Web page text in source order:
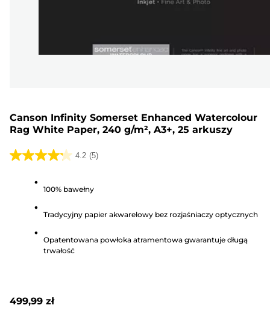
Canson Infinity Somerset Enhanced Watercolour
Rag White Paper, 240 g/m², A3+, 25 arkuszy
4.2 (5)
4.2
gwiazdek.
Recenzji
100% bawełny
Tradycyjny papier akwarelowy bez rozjaśniaczy optycznych
Opatentowana powłoka atramentowa gwarantuje długą
trwałość
499,99 zł